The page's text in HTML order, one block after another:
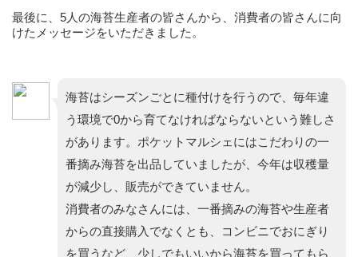
最後に、5人の海苔生産者の皆さんから、消費者の皆さんに向
けたメッセージをいただきました。
海苔はシーズンごとに種付けを行うので、毎年違
う環境で0から育てなければならないという難しさ
があります。ポケットマルシェにはこだわりの一
番摘み海苔を出品していましたが、今年は収穫量
が減少し、販売ができていません。
消費者のみなさんには、一番摘みの海苔や生産者
からの直接購入でなくとも、コンビニでおにぎり
を買うなど、少しでもいいから海苔を買ってもら